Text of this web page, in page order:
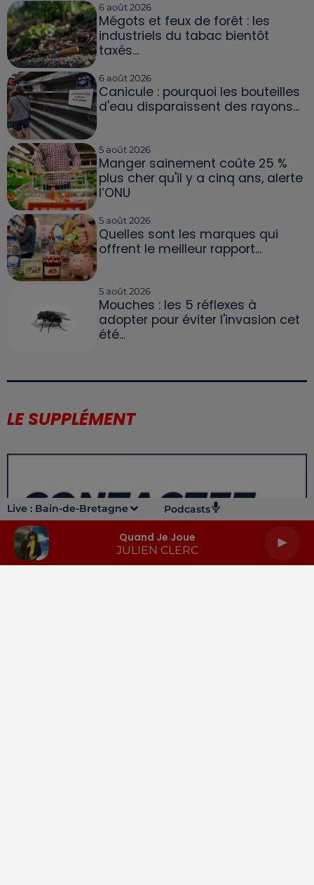
Live : Bain-de-Bretagne Podcasts
Quand Je Joue
JULIEN CLERC
6 août 2026
Mégots et feux de forêt : les
industriels du tabac bientôt
taxés...
6 août 2026
Canicule : pourquoi les bouteilles
d'eau disparaissent des rayons...
5 août 2026
Manger sainement coûte 25 %
plus cher qu'il y a cinq ans, alerte
l’ONU
5 août 2026
Quelles sont les marques qui
offrent le meilleur rapport...
5 août 2026
Mouches : les 5 réflexes à
adopter pour éviter l'invasion cet
été...
LE SUPPLÉMENT